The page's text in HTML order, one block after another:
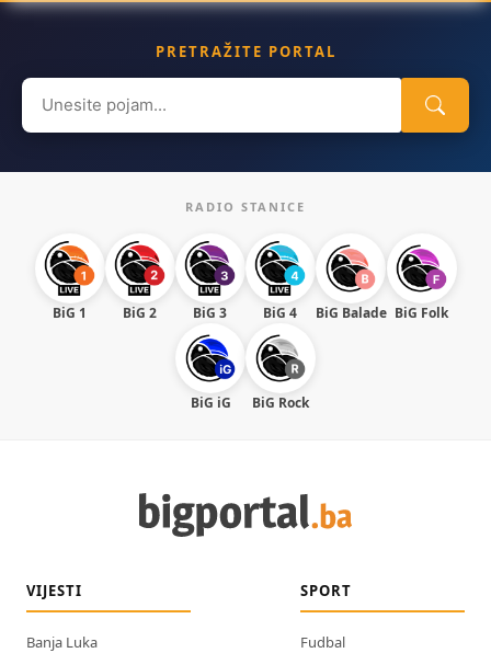
PRETRAŽITE PORTAL
Search
for:
RADIO STANICE
BiG 1 BiG 2 BiG 3 BiG 4 BiG Balade BiG Folk
BiG iG BiG Rock
VIJESTI
Banja Luka
SPORT
Fudbal